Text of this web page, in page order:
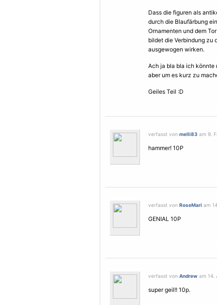
Dass die figuren als
durch die Blaufärbung
Ornamenten und dem
bildet die Verbindung zu
ausgewogen wirken.
Ach ja bla bla ich könnte
aber um es kurz zu
Geiles Teil :D
verfasst von melli83 am 9.
hammer! 10P
verfasst von RoseMari am
GENIAL 10P
verfasst von Andrew am 14.
super geil!! 10p.